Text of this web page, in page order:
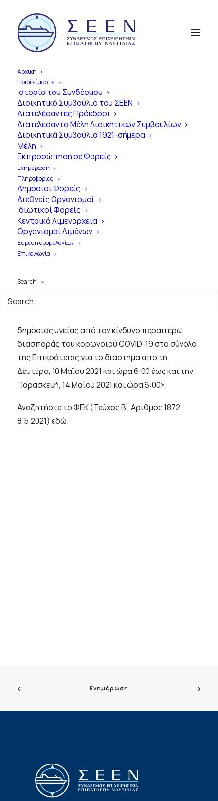
Αρχική
Ποιοί είμαστε
Ιστορία του Συνδέσμου
Διοικητικό Συμβούλιο του ΣΕΕΝ
Διατελέσαντες Πρόεδροι
Διατελέσαντα Μέλη Διοικητικών Συμβουλίων
Διοικητικά Συμβούλια 1921-σήμερα
Μέλη
Εκπροσώπηση σε Φορείς
Ενημέρωση
Πληροφορίες
Δημόσιοι Φορείς
Διεθνείς Οργανισμοί
Ιδιωτικοί Φορείς
Κεντρικά Λιμεναρχεία
Οργανισμοί Λιμένων
Εύρεση δρομολογίων
Επικοινωνία
Search
Δημοσίευση ΦΕΚ 1872 Β' /
8.5.2021
8 Μαΐου, 2021
Στο ΦΕΚ 1872/Β/8-5-2021 δημοσιεύθηκε η ΚΥΑ
δημόσιας υγείας από τον κίνδυνο περαιτέρω
διασποράς του κορωνοϊού COVID-19 στο σύνολο
της Επικράτειας για το διάστημα από τη
Δευτέρα, 10 Μαΐου 2021 και ώρα 6:00 έως και την
Παρασκευή, 14 Μαΐου 2021 και ώρα 6:00».
Αναζητήστε το ΦΕΚ (Τεύχος Β’, Αριθμός 1872,
8.5.2021) εδώ.
Ενημέρωση